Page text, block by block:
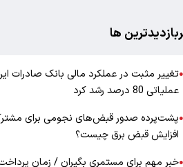
ها
●تغییر مثبت در عملکرد مالی بانک صادرات
عملیاتی 80 درصد رشد کرد
●پشت‌پرده صدور قبض‌های نجومی برای
افزایش قبض برق چیست؟
●خبر مهم برای مستمری بگیران / زمان